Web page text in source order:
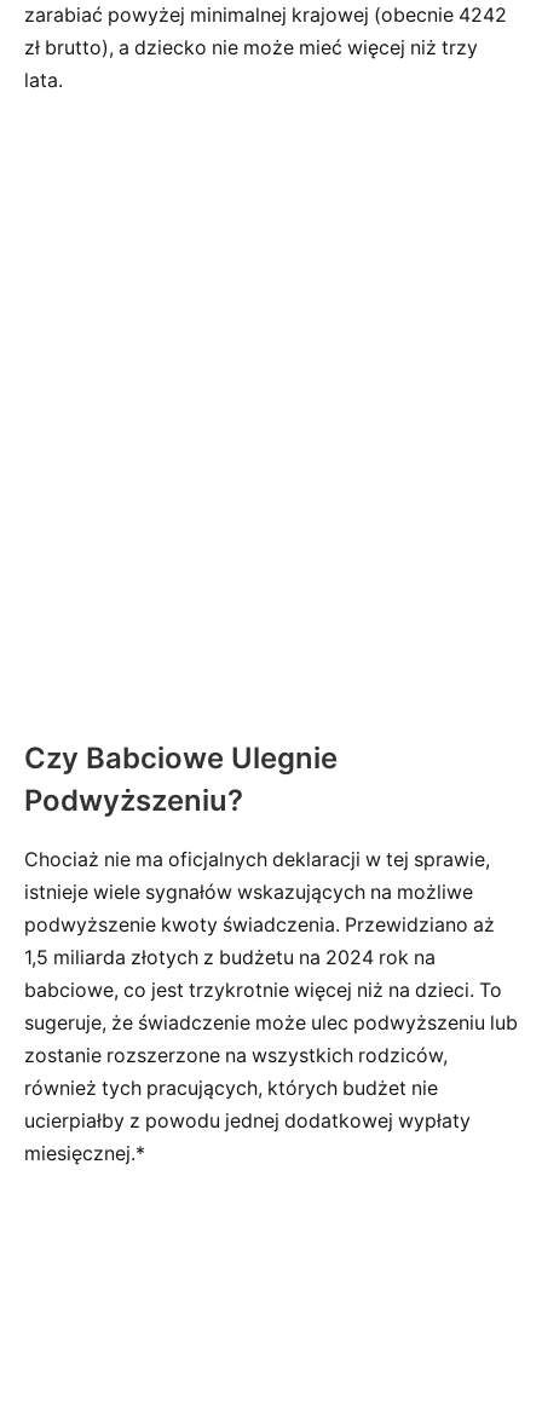
zarabiać powyżej minimalnej krajowej (obecnie 4242
zł brutto), a dziecko nie może mieć więcej niż trzy
lata.
Czy Babciowe Ulegnie
Podwyższeniu?
Chociaż nie ma oficjalnych deklaracji w tej sprawie,
istnieje wiele sygnałów wskazujących na możliwe
podwyższenie kwoty świadczenia. Przewidziano aż
1,5 miliarda złotych z budżetu na 2024 rok na
babciowe, co jest trzykrotnie więcej niż na dzieci. To
sugeruje, że świadczenie może ulec podwyższeniu lub
zostanie rozszerzone na wszystkich rodziców,
również tych pracujących, których budżet nie
ucierpiałby z powodu jednej dodatkowej wypłaty
miesięcznej.*